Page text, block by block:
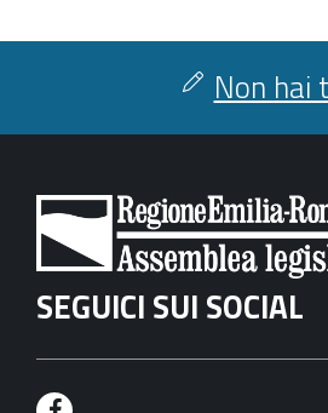
Non hai
SEGUICI SUI SOCIAL